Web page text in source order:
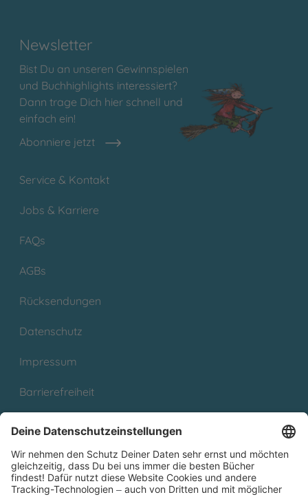
Newsletter
Bist Du an unseren Gewinnspielen
und Buchhighlights interessiert?
Dann trage Dich hier schnell und
einfach ein!
Abonniere jetzt
Service & Kontakt
Jobs & Karriere
FAQs
AGBs
Rücksendungen
Datenschutz
Impressum
Barrierefreiheit
Partnerprogramm (Affiliate)